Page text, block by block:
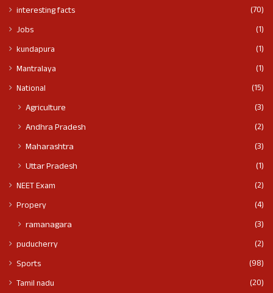
interesting facts
(70)
Jobs
(1)
kundapura
(1)
Mantralaya
(1)
National
(15)
Agriculture
(3)
Andhra Pradesh
(2)
Maharashtra
(3)
Uttar Pradesh
(1)
NEET Exam
(2)
Propery
(4)
ramanagara (3)
puducherry
(2)
Sports
(98)
Tamil nadu
(20)